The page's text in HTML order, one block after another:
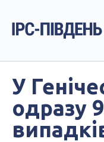
У
одразу